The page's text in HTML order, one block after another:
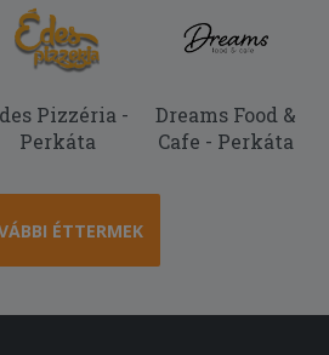
Pizzéria -
Perkáta
Dreams Food &
Cafe - Perkáta
ÉTTERMEK